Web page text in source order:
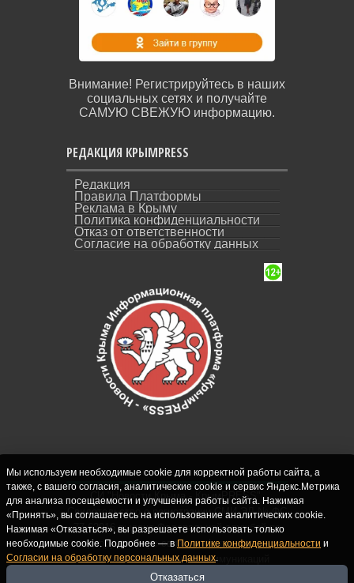
Внимание! Регистрируйтесь в наших
социальных сетях и получайте
САМУЮ СВЕЖУЮ информацию.
РЕДАКЦИЯ КРЫМPRESS
Редакция
Правила Платформы
Реклама в Крыму
Политика конфиденциальности
Отказ от ответственности
Согласие на обработку данных
СИ "Новости Крыма - КрымPRESS".
Свидетельство о регистрации СМИ ЭЛ № ФС
77-62916 выдано Федеральной службой по
надзору в сфере связи, информационных
технологий и массовых коммуникаций
(Роскомнадзор) 10.09.2015. Учредитель и
Мы используем необходимые cookie для корректной работы сайта, а
также, с вашего согласия, аналитические cookie и сервис Яндекс.Метрика
для анализа посещаемости и улучшения работы сайта. Нажимая
«Принять», вы соглашаетесь на использование аналитических cookie.
Нажимая «Отказаться», вы разрешаете использовать только
необходимые cookie. Подробнее — в Политике конфиденциальности и
Согласии на обработку персональных данных.
Отказаться